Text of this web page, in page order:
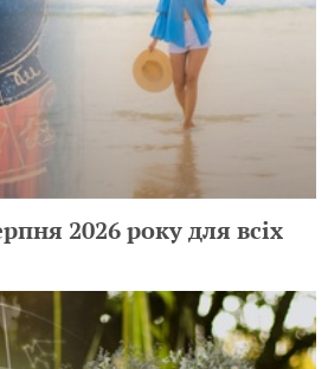
2026 року для всіх